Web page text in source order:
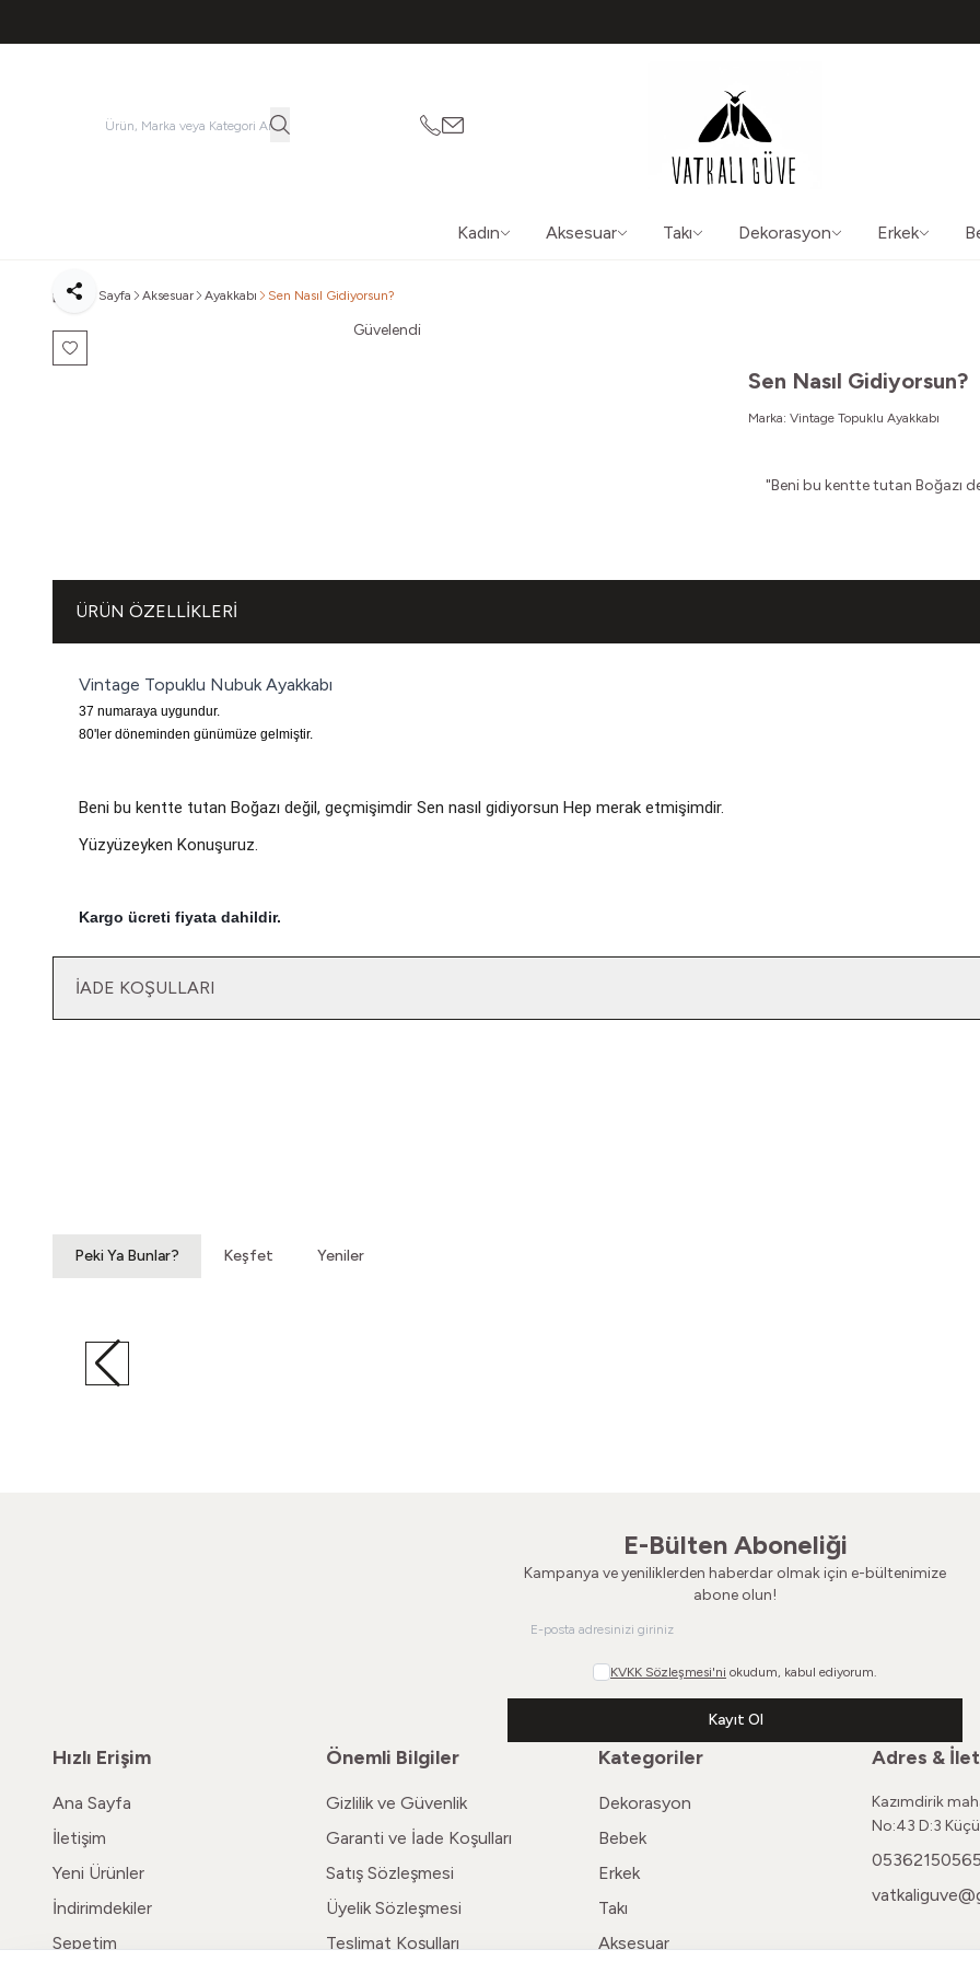
05362150565
vatkaliguve@gmail.com
Kadın Aksesuar Takı Dekorasyon Erkek
Ana Sayfa Aksesuar Ayakkabı Sen Nasıl Gidiyorsun?
Güvelendi
Favoriye Ekle
Paylaş
Sen Nasıl Gidiyorsun?
Marka: Vintage Topuklu Ayakkabı
"Beni bu kentte tutan Boğazı
ÜRÜN ÖZELLIKLERI
Vintage Topuklu Nubuk Ayakkabı
37 numaraya uygundur.
80'ler döneminden günümüze gelmiştir.
Beni bu kentte tutan Boğazı değil, geçmişimdir Sen nasıl gidiyorsun Hep merak etmişimdir.
Yüzyüzeyken Konuşuruz.
Kargo ücreti fiyata dahildir.
İADE KOŞULLARI
Peki Ya Bunlar? Keşfet Yeniler
E-Bülten Aboneliği
Kampanya ve yeniliklerden haberdar olmak için e-bültenimize
abone olun!
KVKK Sözleşmesi'ni okudum, kabul ediyorum.
Kayıt Ol
Hızlı Erişim
Ana Sayfa
İletişim
Yeni Ürünler
İndirimdekiler
Sepetim
Önemli Bilgiler
Gizlilik ve Güvenlik
Garanti ve İade Koşulları
Satış Sözleşmesi
Üyelik Sözleşmesi
Teslimat Koşulları
Kategoriler
Dekorasyon
Bebek
Erkek
Takı
Aksesuar
Adres &
Kazımdirik
No:43 D:3
05362150565